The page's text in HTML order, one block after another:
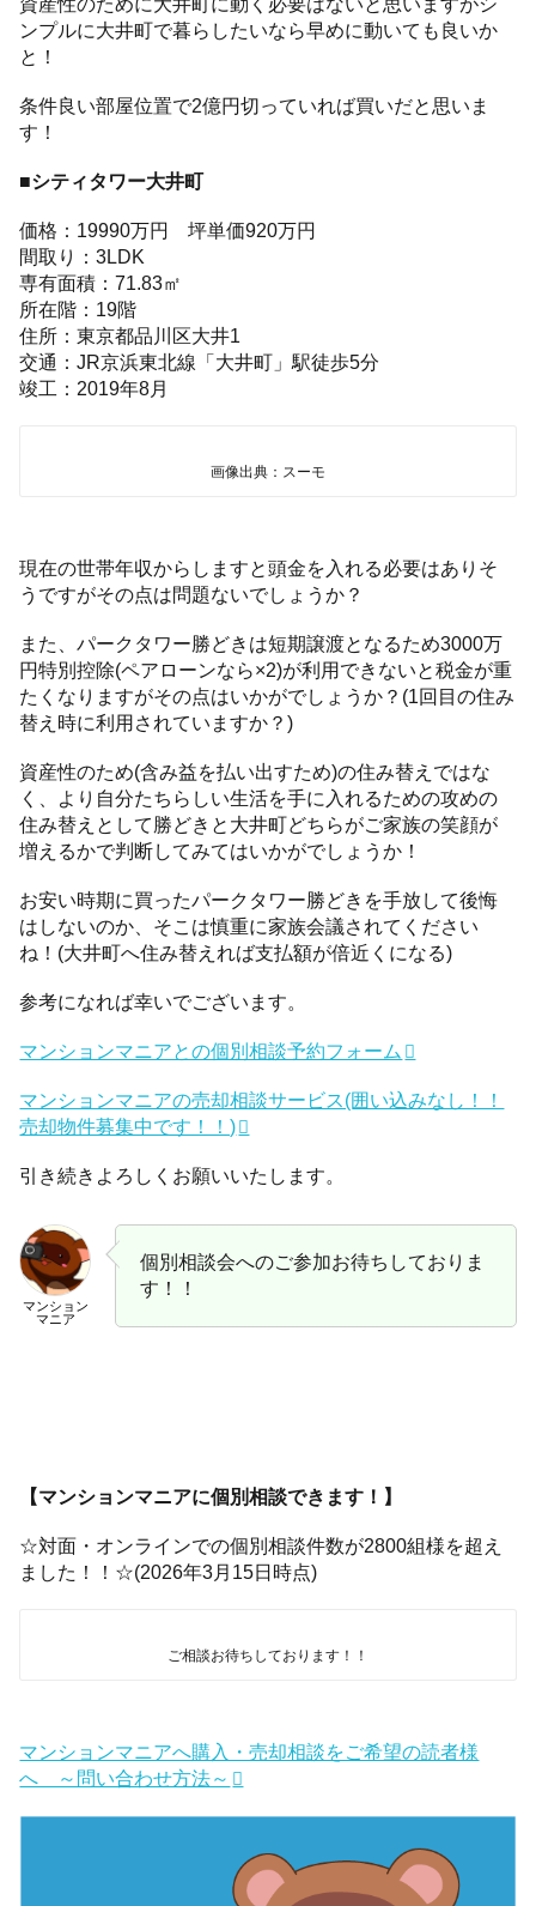
ンプルに大井町で暮らしたいなら早めに動いても良いか
と！
条件良い部屋位置で2億円切っていれば買いだと思いま
す！
■シティタワー大井町
価格：19990万円 坪単価920万円
間取り：3LDK
専有面積：71.83㎡
所在階：19階
住所：東京都品川区大井1
交通：JR京浜東北線「大井町」駅徒歩5分
竣工：2019年8月
画像出典：スーモ
現在の世帯年収からしますと頭金を入れる必要はありそ
うですがその点は問題ないでしょうか？
また、パークタワー勝どきは短期譲渡となるため3000万
円特別控除(ペアローンなら×2)が利用できないと税金が重
たくなりますがその点はいかがでしょうか？(1回目の住み
替え時に利用されていますか？)
資産性のため(含み益を払い出すため)の住み替えではな
く、より自分たちらしい生活を手に入れるための攻めの
住み替えとして勝どきと大井町どちらがご家族の笑顔が
増えるかで判断してみてはいかがでしょうか！
お安い時期に買ったパークタワー勝どきを手放して後悔
はしないのか、そこは慎重に家族会議されてください
ね！(大井町へ住み替えれば支払額が倍近くになる)
参考になれば幸いでございます。
マンションマニアとの個別相談予約フォーム
マンションマニアの売却相談サービス(囲い込みなし！！
売却物件募集中です！！)
引き続きよろしくお願いいたします。
マンション
マニア
個別相談会へのご参加お待ちしておりま
す！！
【マンションマニアに個別相談できます！】
☆対面・オンラインでの個別相談件数が2800組様を超え
ました！！☆(2026年3月15日時点)
ご相談お待ちしております！！
マンションマニアへ購入・売却相談をご希望の読者様
へ ～問い合わせ方法～